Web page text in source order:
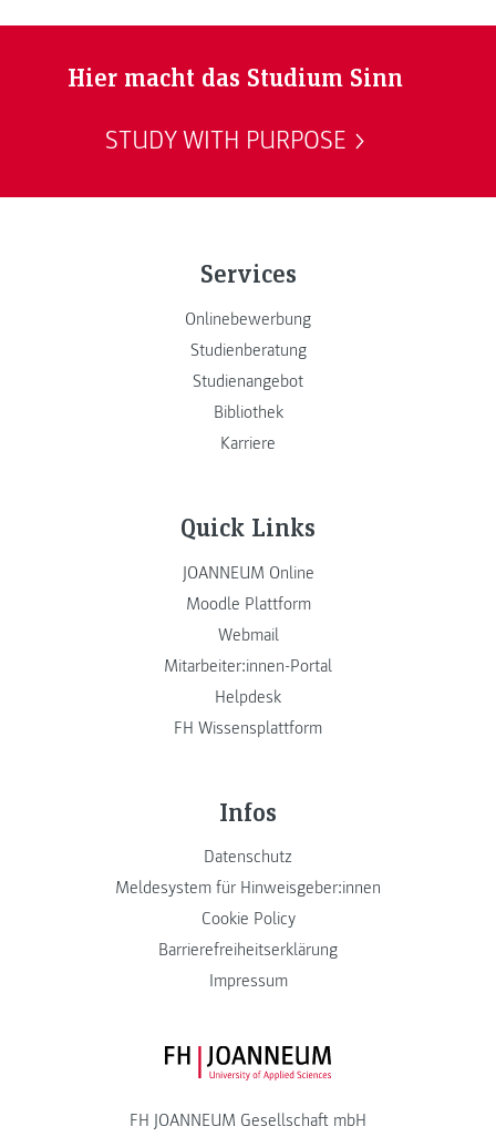
Hier macht das Studium Sinn
STUDY WITH PURPOSE
Services
Onlinebewerbung
Studienberatung
Studienangebot
Bibliothek
Karriere
Quick Links
JOANNEUM Online
Moodle Plattform
Webmail
Mitarbeiter:innen-Portal
Helpdesk
FH Wissensplattform
Infos
Datenschutz
Meldesystem für Hinweisgeber:innen
Cookie Policy
Barrierefreiheitserklärung
Impressum
FH JOANNEUM Logo
FH JOANNEUM Gesellschaft mbH